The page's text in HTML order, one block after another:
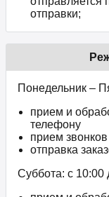
отправки;
Понедельник –
прием и
телефону
прием
отправка
Суббота: с 10:00